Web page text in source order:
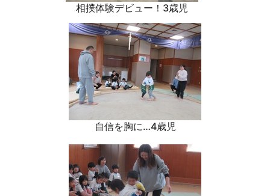
相撲体験デビュー！3歳児
自信を胸に…4歳児